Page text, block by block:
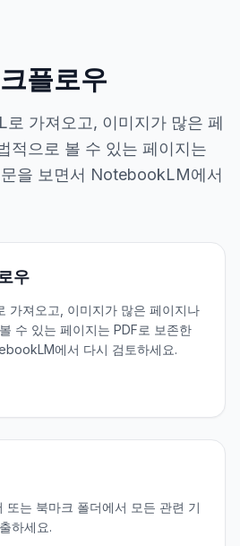
플로우
로 가져오고, 이미지가 많은 페
적으로 볼 수 있는 페이지는
을 보면서 NotebookLM에서
우
가져오고, 이미지가 많은 페이지나
수 있는 페이지는 PDF로 보존한
에서 다시 검토하세요.
또는 북마크 폴더에서 모든 관련 기
하세요.